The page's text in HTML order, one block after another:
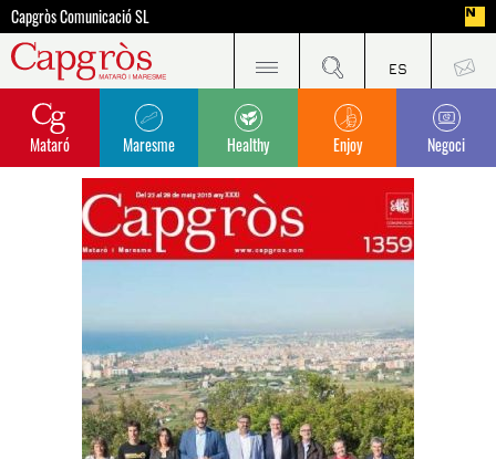
Capgròs Comunicació SL
Mataró Maresme Healthy Enjoy Negoci